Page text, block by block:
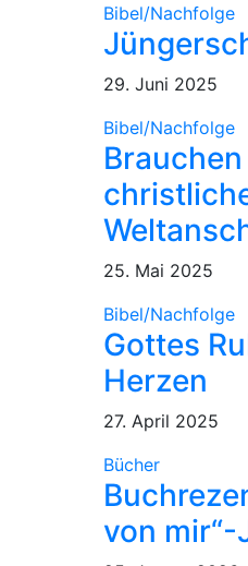
Bibel/Nachfolge
29. Juni 2025
Bibel/Nachfolge
25. Mai 2025
Bibel/Nachfolge
Gottes
Herzen
27. April 2025
Bücher
von mir“-